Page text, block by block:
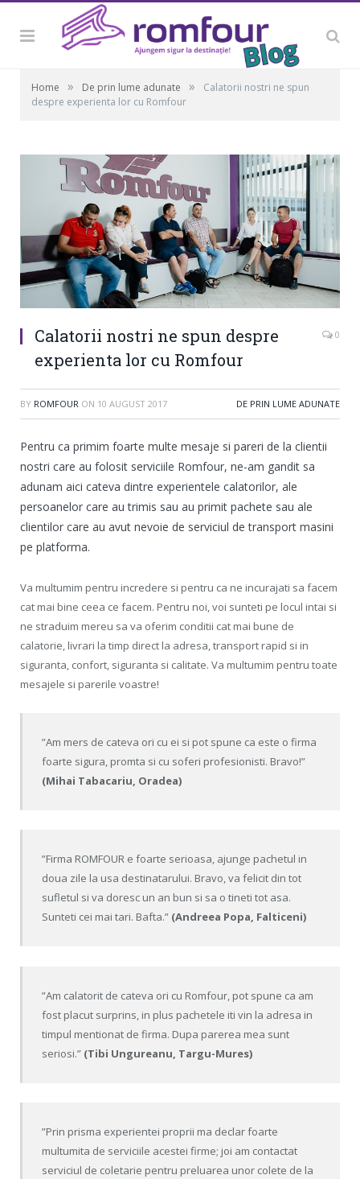
Home » De prin lume adunate »
Calatorii nostri ne spun
despre experienta lor cu Romfour
Calatorii nostri ne spun despre
experienta lor cu Romfour
0
BY ROMFOUR ON 10 AUGUST 2017 DE PRIN LUME ADUNATE
Pentru ca primim foarte multe mesaje si pareri de la clientii
nostri care au folosit serviciile Romfour, ne-am gandit sa
adunam aici cateva dintre experientele calatorilor, ale
persoanelor care au trimis sau au primit pachete sau ale
clientilor care au avut nevoie de serviciul de transport masini
pe platforma.
Va multumim pentru incredere si pentru ca ne incurajati sa facem
cat mai bine ceea ce facem. Pentru noi, voi sunteti pe locul intai si
ne straduim mereu sa va oferim conditii cat mai bune de
calatorie, livrari la timp direct la adresa, transport rapid si in
siguranta, confort, siguranta si calitate. Va multumim pentru toate
mesajele si parerile voastre!
”Am mers de cateva ori cu ei si pot spune ca este o firma
foarte sigura, promta si cu soferi profesionisti. Bravo!”
(Mihai Tabacariu, Oradea)
”Firma ROMFOUR e foarte serioasa, ajunge pachetul in
doua zile la usa destinatarului. Bravo, va felicit din tot
sufletul si va doresc un an bun si sa o tineti tot asa.
Sunteti cei mai tari. Bafta.” (Andreea Popa, Falticeni)
”Am calatorit de cateva ori cu Romfour, pot spune ca am
fost placut surprins, in plus pachetele iti vin la adresa in
timpul mentionat de firma. Dupa parerea mea sunt
seriosi.” (Tibi Ungureanu, Targu-Mures)
”Prin prisma experientei proprii ma declar foarte
multumita de serviciile acestei firme; joi am contactat
serviciul de coletarie pentru preluarea unor colete de la